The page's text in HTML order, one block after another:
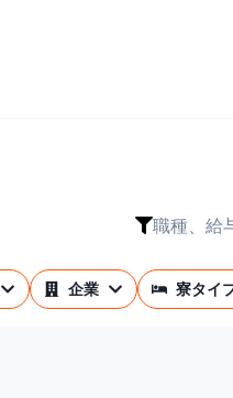
職種、給
企業 寮タイ